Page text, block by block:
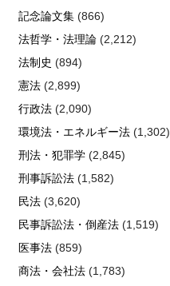
記念論文集(866)
法哲学・法理論(2,212)
法制史 (894)
憲法(2,899)
行政法(2,090)
環境法・エネルギー法(1,302)
刑法・犯罪学(2,845)
刑事訴訟法(1,582)
民法(3,620)
民事訴訟法・倒産法(1,519)
医事法(859)
商法・会社法(1,783)